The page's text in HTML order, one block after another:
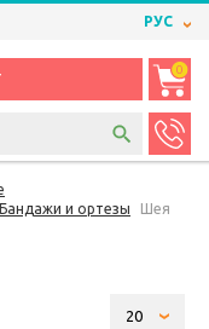
РУС
0
Бандажи и ортезы Шея